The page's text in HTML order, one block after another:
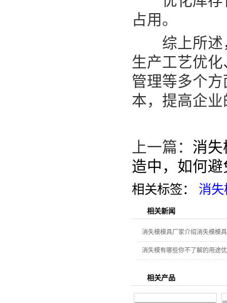
占用。
综上所述
生产工艺优
管理等多个
本，提高企
上一篇： 消失
造中，如何
相关标签： 消
相关新闻
消失模模具厂家介绍消失模模
消失模有哪些你不了解的用途
相关产品